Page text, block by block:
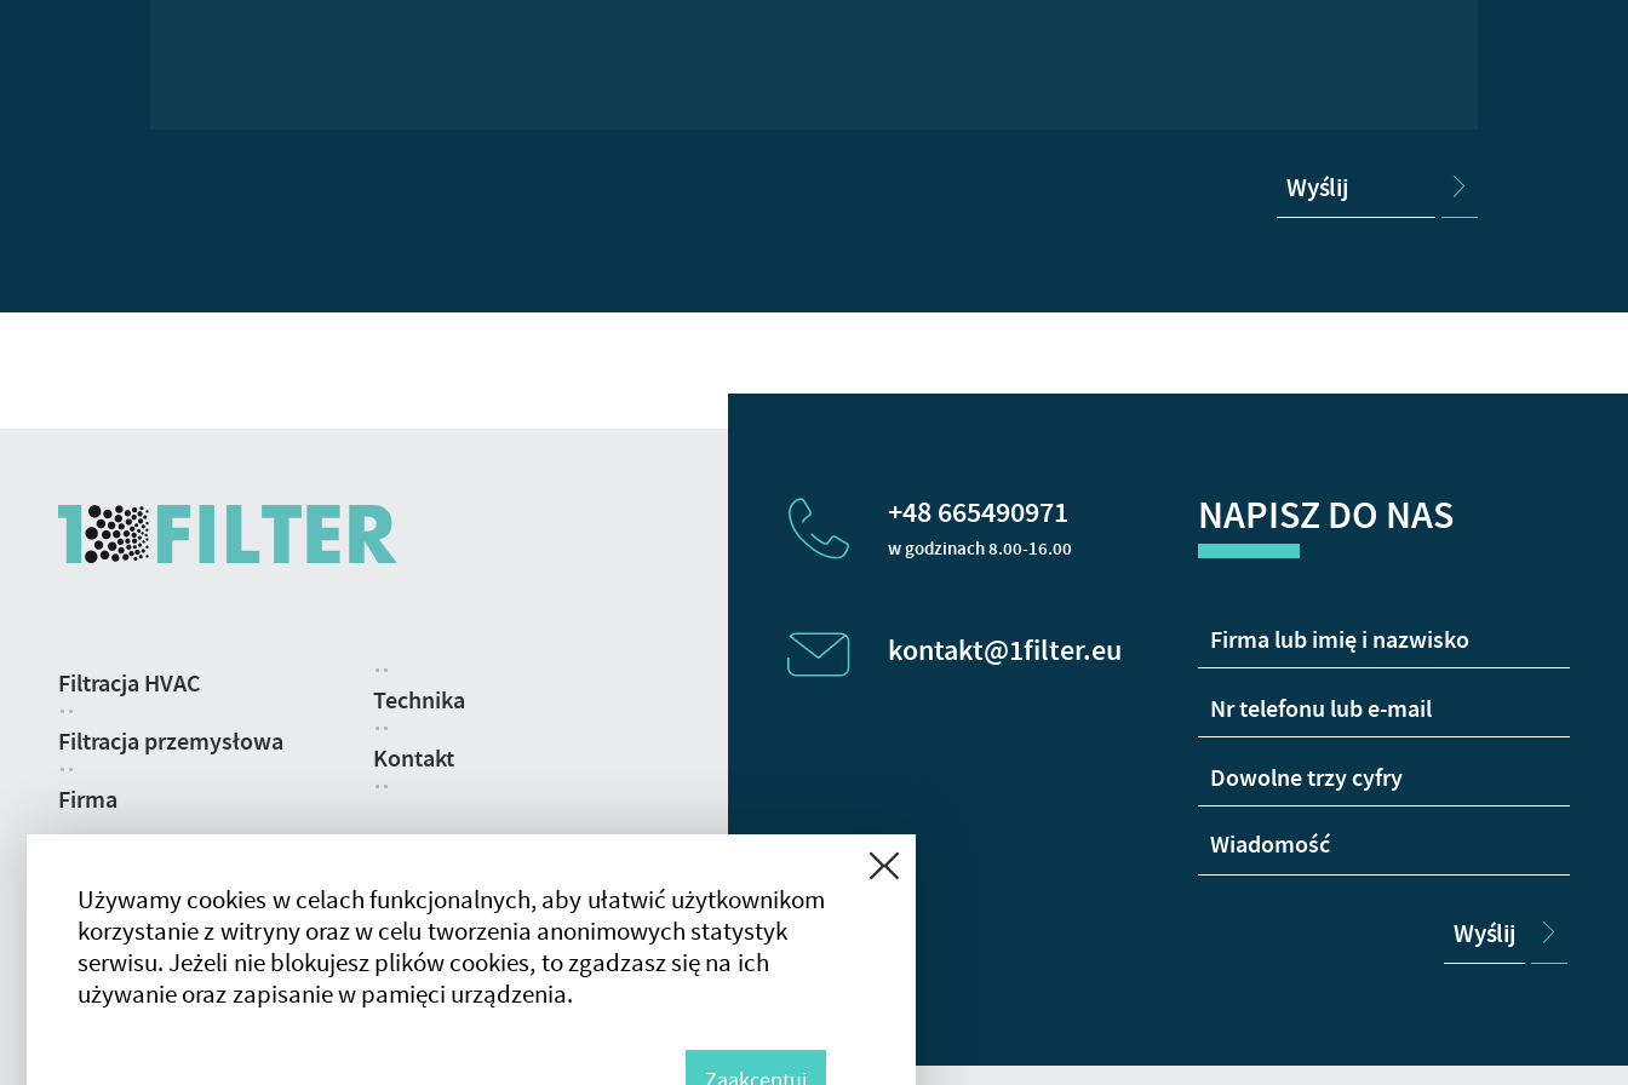
Wyślij
strony
Filtracja HVAC
Filtracja przemysłowa
Firma
Technika
Kontakt
+48 665490971
w godzinach 8.00-16.00
kontakt@1filter.eu
NAPISZ DO NAS
Wyślij
Używamy cookies w celach funkcjonalnych, aby ułatwić użytkownikom
korzystanie z witryny oraz w celu tworzenia anonimowych statystyk
serwisu. Jeżeli nie blokujesz plików cookies, to zgadzasz się na ich
używanie oraz zapisanie w pamięci urządzenia.